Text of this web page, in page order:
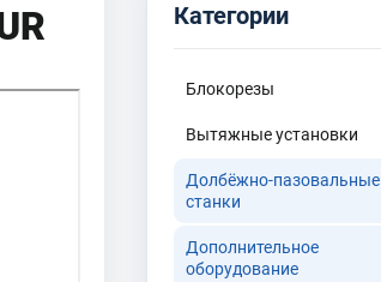
Категории
Блокорезы
Вытяжные установки
Долбёжно-пазовальные
станки
Дополнительное
оборудование